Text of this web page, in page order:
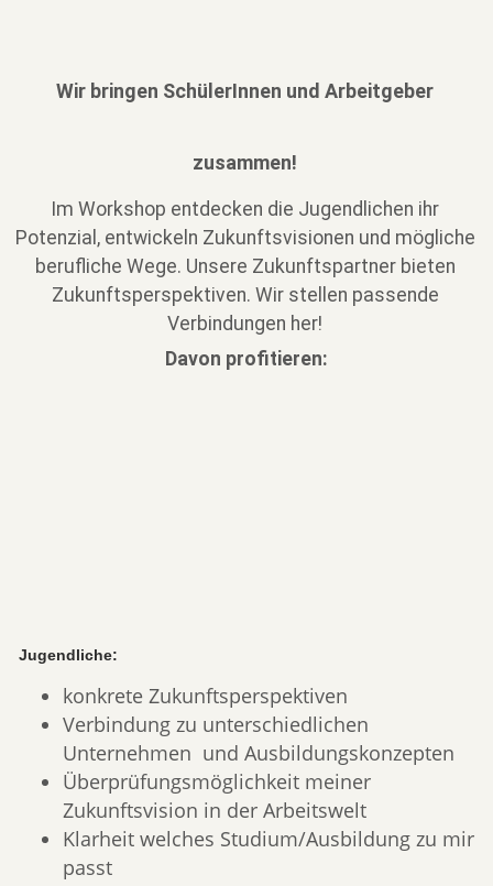
Wir bringen SchülerInnen und Arbeitgeber
zusammen!
Im Workshop entdecken die Jugendlichen ihr
Potenzial, entwickeln Zukunftsvisionen und mögliche
berufliche Wege. Unsere Zukunftspartner bieten
Zukunftsperspektiven. Wir stellen passende
Verbindungen her!
Davon profitieren:
Jugendliche:
konkrete Zukunftsperspektiven
Verbindung zu unterschiedlichen
Unternehmen und Ausbildungskonzepten
Überprüfungsmöglichkeit meiner
Zukunftsvision in der Arbeitswelt
Klarheit welches Studium/Ausbildung zu mir
passt